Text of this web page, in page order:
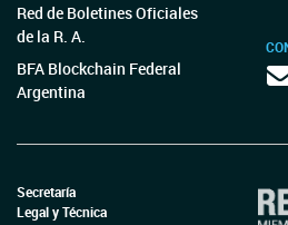
Red de Boletines Oficiales
de la R. A.
BFA Blockchain Federal
Argentina
Secretaría
Legal y Técnica